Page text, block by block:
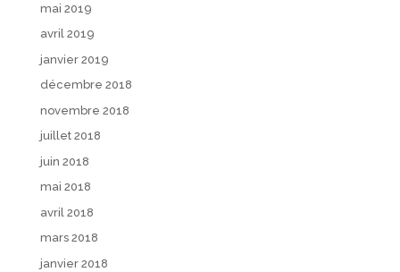
mai 2019
avril 2019
janvier 2019
décembre 2018
novembre 2018
juillet 2018
juin 2018
mai 2018
avril 2018
mars 2018
janvier 2018